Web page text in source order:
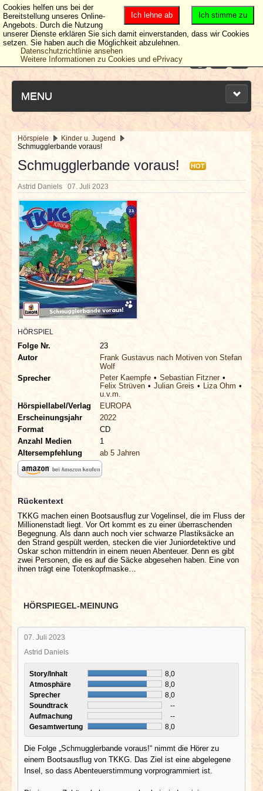
MENU
NEUESTE ARTIKEL
NEWS & DATES
BERICHTE
VERLOSUNGEN
INTERVIEWS
SPECIALS
REDAKTION
LINKS
Hörspiele
Kinder u. Jugend
Schmugglerbande voraus!
Schmugglerbande voraus! HOT
Astrid Daniels 07. Juli 2023
HÖRSPIEL
Folge Nr.
23
Autor
Frank Gustavus nach Motiven von Stefan
Wolf
Sprecher
Peter Kaempfe
Sebastian Fitzner
Felix Strüven
Julian Greis
Liza Ohm
u.v.m.
Hörspiellabel/Verlag
EUROPA
Erscheinungsjahr
2022
Format
CD
Anzahl Medien
1
Altersempfehlung
ab 5 Jahren
Rückentext
TKKG machen einen Bootsausflug zur Vogelinsel, die im Fluss der
Millionenstadt liegt. Vor Ort kommt es zu einer überraschenden
Begegnung. Als dann auch noch vier schwarze Plastiksäcke an
den Strand gespült werden, stecken die vier Juniordetektive und
Oskar schon mittendrin in einem neuen Abenteuer. Denn es gibt
zwei Personen, die es auf die Säcke abgesehen haben. Eine von
ihnen trägt eine Totenkopfmaske…
HÖRSPIEGEL-MEINUNG
07. Juli 2023
Astrid Daniels
Story/Inhalt
8,0
Atmosphäre
8,0
Sprecher
8,0
Soundtrack
--
Aufmachung
--
Gesamtwertung
8,0
Die Folge „Schmugglerbande voraus!“ nimmt die Hörer zu
einem Bootsausflug von TKKG. Das Ziel ist eine abgelegene
Insel, so dass Abenteuerstimmung vorprogrammiert ist.
Ich stimme zu
Ich lehne ab
Cookies helfen uns bei der
Bereitstellung unseres Online-
Angebots. Durch die Nutzung
unserer Dienste erklären Sie sich damit einverstanden, dass wir Cookies
setzen. Sie haben auch die Möglichkeit abzulehnen.
Datenschutzrichtlinie ansehen
Weitere Informationen zu Cookies und ePrivacy